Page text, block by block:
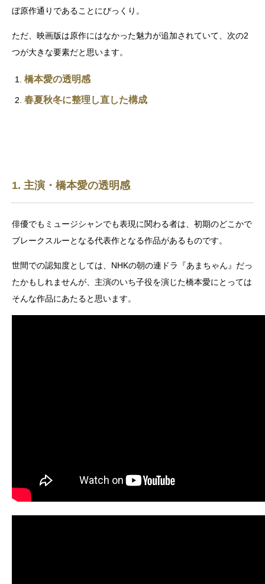
ぼ原作通りであることにびっくり。
ただ、映画版は原作にはなかった魅力が追加されていて、次の2
つが大きな要素だと思います。
橋本愛の透明感
春夏秋冬に整理し直した構成
1. 主演・橋本愛の透明感
俳優でもミュージシャンでも表現に関わる者は、初期のどこかで
ブレークスルーとなる代表作となる作品があるものです。
世間での認知度としては、NHKの朝の連ドラ『あまちゃん』だっ
たかもしれませんが、主演のいち子役を演じた橋本愛にとっては
そんな作品にあたると思います。